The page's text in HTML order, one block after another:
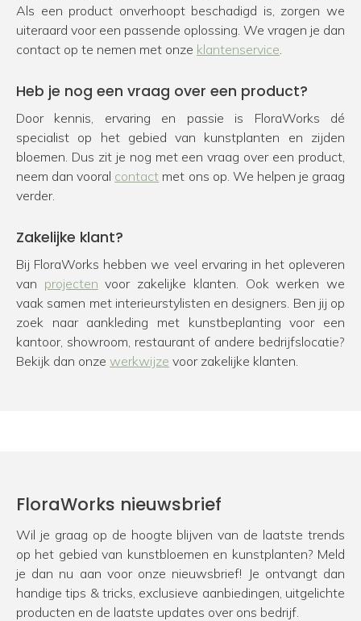
Als een product onverhoopt beschadigd is, zorgen we
uiteraard voor een passende oplossing. We vragen je dan
contact op te nemen met onze klantenservice
Heb je nog een vraag over een product?
Door kennis, ervaring en passie is FloraWorks dé
specialist op het gebied van kunstplanten en zijden
bloemen. Dus zit je nog met een vraag over een product,
neem dan vooral contact met ons op. We helpen je graag
verder.
Zakelijke klant?
Bij FloraWorks hebben we veel ervaring in het opleveren
van projecten voor zakelijke klanten. Ook werken we
vaak samen met interieurstylisten en designers. Ben jij op
zoek naar aankleding met kunstbeplanting voor een
kantoor, showroom, restaurant of andere bedrijfslocatie?
Bekijk dan onze werkwijze voor zakelijke klanten.
FloraWorks nieuwsbrief
Wil je graag op de hoogte blijven van de laatste trends
op het gebied van kunstbloemen en kunstplanten? Meld
je dan nu aan voor onze nieuwsbrief! Je ontvangt dan
handige tips & tricks, exclusieve aanbiedingen, uitgelichte
producten en de laatste updates over ons bedrijf.